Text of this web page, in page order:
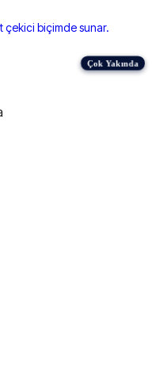
çekici biçimde sunar.